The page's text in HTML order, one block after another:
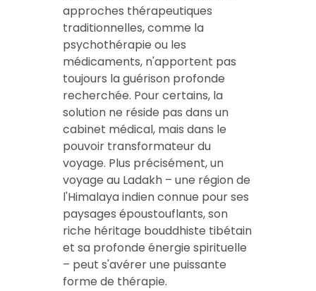
approches thérapeutiques
traditionnelles, comme la
psychothérapie ou les
médicaments, n'apportent pas
toujours la guérison profonde
recherchée. Pour certains, la
solution ne réside pas dans un
cabinet médical, mais dans le
pouvoir transformateur du
voyage. Plus précisément, un
voyage au Ladakh – une région de
l'Himalaya indien connue pour ses
paysages époustouflants, son
riche héritage bouddhiste tibétain
et sa profonde énergie spirituelle
– peut s'avérer une puissante
forme de thérapie.